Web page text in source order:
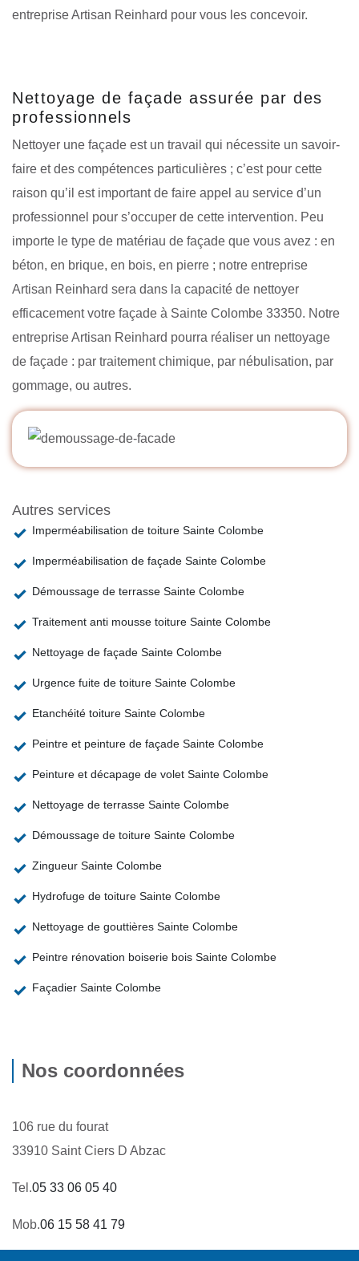
entreprise Artisan Reinhard pour vous les concevoir.
Nettoyage de façade assurée par des
professionnels
Nettoyer une façade est un travail qui nécessite un savoir-
faire et des compétences particulières ; c’est pour cette
raison qu’il est important de faire appel au service d’un
professionnel pour s’occuper de cette intervention. Peu
importe le type de matériau de façade que vous avez : en
béton, en brique, en bois, en pierre ; notre entreprise
Artisan Reinhard sera dans la capacité de nettoyer
efficacement votre façade à Sainte Colombe 33350. Notre
entreprise Artisan Reinhard pourra réaliser un nettoyage
de façade : par traitement chimique, par nébulisation, par
gommage, ou autres.
Autres services
Imperméabilisation de toiture Sainte Colombe
Imperméabilisation de façade Sainte Colombe
Démoussage de terrasse Sainte Colombe
Traitement anti mousse toiture Sainte Colombe
Nettoyage de façade Sainte Colombe
Urgence fuite de toiture Sainte Colombe
Etanchéité toiture Sainte Colombe
Peintre et peinture de façade Sainte Colombe
Peinture et décapage de volet Sainte Colombe
Nettoyage de terrasse Sainte Colombe
Démoussage de toiture Sainte Colombe
Zingueur Sainte Colombe
Hydrofuge de toiture Sainte Colombe
Nettoyage de gouttières Sainte Colombe
Peintre rénovation boiserie bois Sainte Colombe
Façadier Sainte Colombe
Nos coordonnées
106 rue du fourat
33910 Saint Ciers D Abzac
Tel.05 33 06 05 40
Mob.06 15 58 41 79